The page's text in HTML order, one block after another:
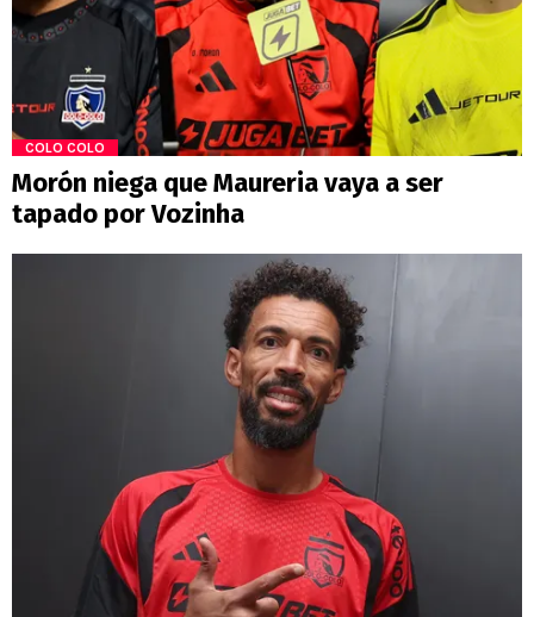
COLO COLO
Morón niega que Maureria vaya a ser
tapado por Vozinha